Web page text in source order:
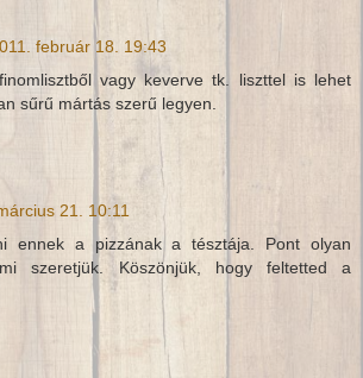
február 18. 19:43
vagy keverve tk. liszttel is lehet
sűrű mártás szerű legyen.
21. 10:11
ennek a pizzának a tésztája. Pont olyan
szeretjük. Köszönjük, hogy feltetted a